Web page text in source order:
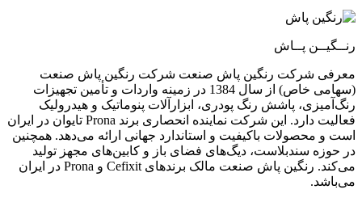
رنــگیــن پــاش
معرفی شرکت رنگین پاش صنعت شرکت رنگین پاش صنعت
(سهامی خاص) از سال 1384 در زمینه واردات و تأمین تجهیزات
رنگ‌آمیزی، پاشش رنگ پودری، ابزارآلات پنوماتیک و هیدرولیک
فعالیت دارد. این شرکت نماینده انحصاری برند Prona تایوان در ایران
است و محصولات باکیفیت و استاندارد جهانی ارائه می‌دهد. همچنین
در حوزه سندبلاست، دیگ‌های فضای باز و کابین‌های مجهز تولید
می‌کند. رنگین پاش صنعت مالک برندهای Cefixit و Prona در ایران
می‌باشد.